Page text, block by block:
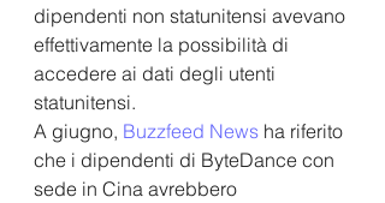
dipendenti non statunitensi avevano
effettivamente la possibilità di
accedere ai dati degli utenti
statunitensi.
A giugno, Buzzfeed News ha riferito
che i dipendenti di ByteDance con
sede in Cina avrebbero